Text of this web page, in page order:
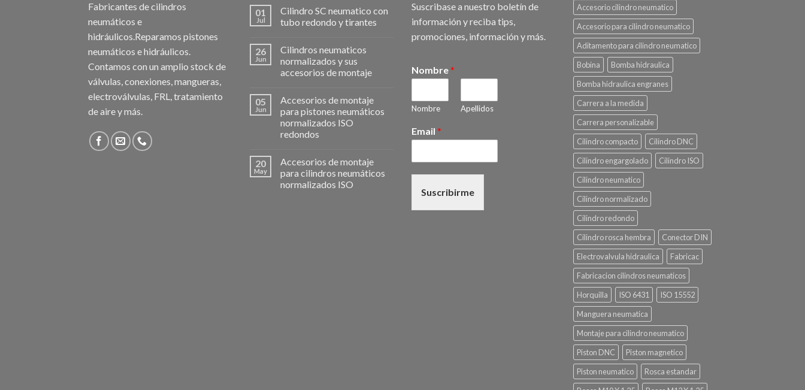
Fabricantes de cilindros
neumáticos e
hidráulicos.Reparamos pistones
neumáticos e hidráulicos.
Contamos con un amplio stock de
válvulas, conexiones, mangueras,
electroválvulas, FRL, tratamiento
de aire y más.
01
Jul
Cilindro SC neumatico con
tubo redondo y tirantes
26
Jun
Cilindros neumaticos
normalizados y sus
accesorios de montaje
05
Jun
Accesorios de montaje
para pistones neumáticos
normalizados ISO
redondos
20
May
Accesorios de montaje
para cilindros neumáticos
normalizados ISO
Suscribase a nuestro boletín de
información y reciba tips,
promociones, información y más.
Nombre *
Nombre Apellidos
Email *
Suscribirme
Accesorio cilindro neumatico
Accesorio para cilindro neumatico
Aditamento para cilindro neumatico
Bobina
Bomba hidraulica
Bomba hidraulica engranes
Carrera a la medida
Carrera personalizable
Cilindro compacto
Cilindro DNC
Cilindro engargolado
Cilindro ISO
Cilindro neumatico
Cilindro normalizado
Cilindro redondo
Cilindro rosca hembra
Conector DIN
Electrovalvula hidraulica
Fabricac
Fabricacion cilindros neumaticos
Horquilla
ISO 6431
ISO 15552
Manguera neumatica
Montaje para cilindro neumatico
Piston DNC
Piston magnetico
Piston neumatico
Rosca estandar